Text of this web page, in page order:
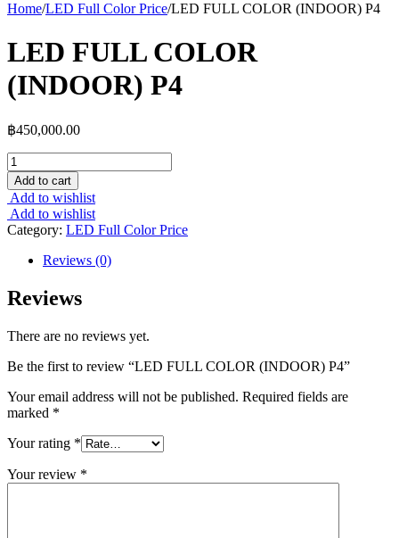
Home/LED Full Color Price/LED FULL COLOR (INDOOR) P4
LED FULL COLOR
(INDOOR) P4
฿450,000.00
Add to cart
Add to wishlist
Add to wishlist
Category: LED Full Color Price
Reviews (0)
Reviews
There are no reviews yet.
Be the first to review “LED FULL COLOR (INDOOR) P4”
Your email address will not be published. Required fields are
marked *
Your rating *
Your review *